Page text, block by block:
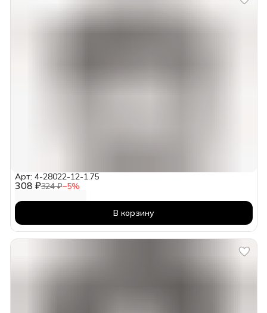
308 ₽324 ₽−5%
Арт: 4-28022-12-1.75
В корзину